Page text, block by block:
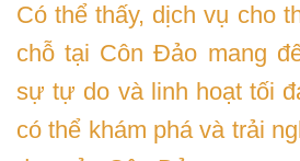
Có thể thấy, dịch vụ cho
chỗ tại Côn Đảo mang
sự tự do và linh hoạt tối
có thể khám phá và trải